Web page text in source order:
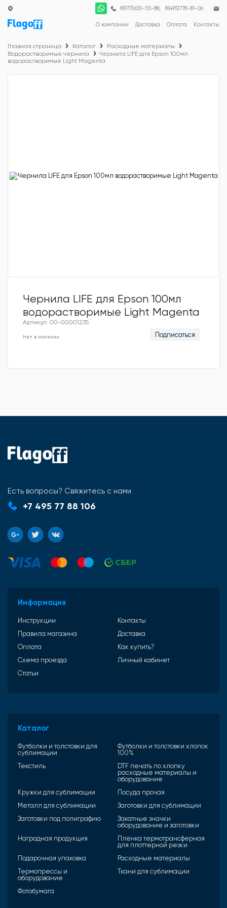
О компании Доставка Оплата Контакты
8(977)600-55-88; 8(495)778-81-06
Главная страница Каталог
Расходные материалы
Водорастворимые чернила
Чернила LIFE для Epson 100мл
водорастворимые Light Magenta
Чернила LIFE для Epson 100мл
водорастворимые Light Magenta
Артикул: 00-00001235
Нет в наличии Подписаться
Есть вопросы? Свяжитесь с нами
+7 495 77 88 106
Информация
Инструкции
Контакты
Правила магазина
Доставка
Оплата
Как купить?
Схема проезда
Личный кабинет
Статьи
Каталог
Футболки и толстовки для
сублимации
Футболки и толстовки хлопок
100%
Текстиль
DTF печать по хлопку
расходные материалы и
оборудование
Кружки для сублимации
Посуда прочая
Металл для сублимации
Заготовки для сублимации
Заготовки под полиграфию
Закатные значки
оборудование и заготовки
Наградная продукция
Пленка термотрансферная
для плоттерной резки
Подарочная упаковка
Расходные материалы
Термопрессы и
оборудование
Ткани для сублимации
Фотобумага